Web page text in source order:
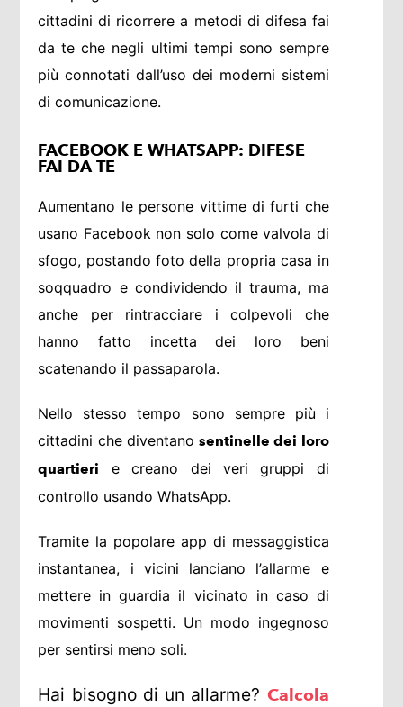
cittadini di ricorrere a metodi di difesa fai
da te che negli ultimi tempi sono sempre
più connotati dall’uso dei moderni sistemi
di comunicazione.
FACEBOOK E WHATSAPP: DIFESE
FAI DA TE
Aumentano le persone vittime di furti che
usano Facebook non solo come valvola di
sfogo, postando foto della propria casa in
soqquadro e condividendo il trauma, ma
anche per rintracciare i colpevoli che
hanno fatto incetta dei loro beni
scatenando il passaparola.
Nello stesso tempo sono sempre più i
cittadini che diventanosentinelle dei loro
quartieri
e creano dei veri gruppi di
controllo usando WhatsApp.
Tramite la popolare app di messaggistica
instantanea, i vicini lanciano l’allarme e
mettere in guardia il vicinato in caso di
movimenti sospetti. Un modo ingegnoso
per sentirsi meno soli.
Hai bisogno di un allarme? Calcola